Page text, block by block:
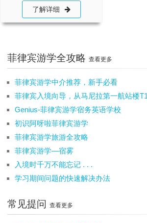
了解详细
菲律宾游学全攻略 查看更多
菲律宾游学中介推荐，新手必看
菲律宾入境向导，从马尼拉第一航站楼
Genius-菲律宾游学宿务英语学校
初识阿呀啦菲律宾游学
菲律宾游学旅游全攻略
菲律宾游学—宿雾
入境时千万不能忘记 . . .
学习期间问题的快速解决办法
常见提问 查看更多